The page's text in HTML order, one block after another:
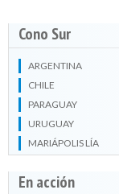
Cono Sur
ARGENTINA
CHILE
PARAGUAY
URUGUAY
MARIÁPOLIS LÍA
En acción